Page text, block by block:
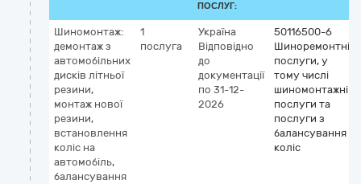
ПОСЛУГ:
Шиномонтаж:
демонтаж з
автомобільних
дисків літньої
резини,
монтаж нової
резини,
встановлення
коліс на
автомобіль,
балансування
1
послуга
Україна
Відповідно
до
документації
по 31-12-
2026
50116500-6
Шиноремонтні
послуги, у
тому числі
шиномонтажні
послуги та
послуги з
балансування
коліс